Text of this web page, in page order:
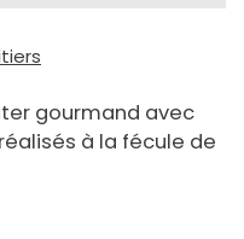
gourmand avec
à la fécule de